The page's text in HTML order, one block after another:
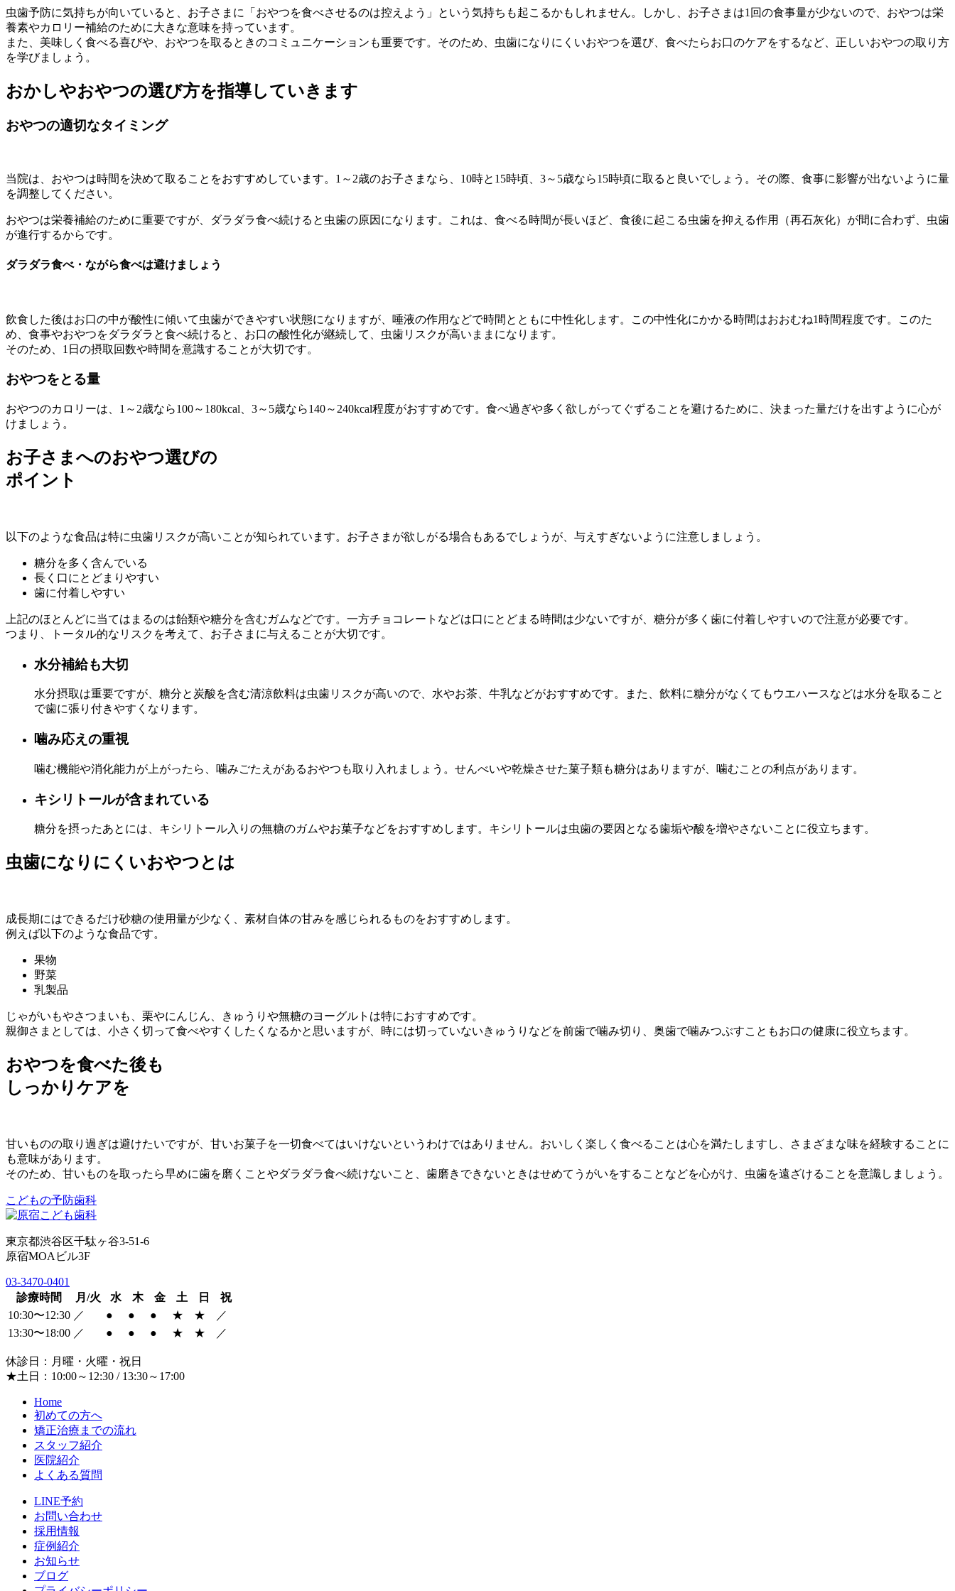
虫歯予防に気持ちが向いていると、お子さまに「おやつを食べさせるのは控えよう」という気持ちも起こるかもしれません。しかし、お子さまは1回の食事量が少ないので、おやつは栄
養素やカロリー補給のために大きな意味を持っています。
また、美味しく食べる喜びや、おやつを取るときのコミュニケーションも重要です。そのため、虫歯になりにくいおやつを選び、食べたらお口のケアをするなど、正しいおやつの取り方
を学びましょう。
おかしやおやつの選び方を指導していきます
おやつの適切なタイミング
当院は、おやつは時間を決めて取ることをおすすめしています。1～2歳のお子さまなら、10時と15時頃、3～5歳なら15時頃に取ると良いでしょう。その際、食事に影響が出ないように量
を調整してください。
おやつは栄養補給のために重要ですが、ダラダラ食べ続けると虫歯の原因になります。これは、食べる時間が長いほど、食後に起こる虫歯を抑える作用（再石灰化）が間に合わず、虫歯
が進行するからです。
ダラダラ食べ・ながら食べは避けましょう
飲食した後はお口の中が酸性に傾いて虫歯ができやすい状態になりますが、唾液の作用などで時間とともに中性化します。この中性化にかかる時間はおおむね1時間程度です。このた
め、食事やおやつをダラダラと食べ続けると、お口の酸性化が継続して、虫歯リスクが高いままになります。
そのため、1日の摂取回数や時間を意識することが大切です。
おやつをとる量
おやつのカロリーは、1～2歳なら100～180kcal、3～5歳なら140～240kcal程度がおすすめです。食べ過ぎや多く欲しがってぐずることを避けるために、決まった量だけを出すように心が
けましょう。
お子さまへのおやつ選びの
ポイント
以下のような食品は特に虫歯リスクが高いことが知られています。お子さまが欲しがる場合もあるでしょうが、与えすぎないように注意しましょう。
糖分を多く含んでいる
長く口にとどまりやすい
歯に付着しやすい
上記のほとんどに当てはまるのは飴類や糖分を含むガムなどです。一方チョコレートなどは口にとどまる時間は少ないですが、糖分が多く歯に付着しやすいので注意が必要です。
つまり、トータル的なリスクを考えて、お子さまに与えることが大切です。
水分補給も大切
水分摂取は重要ですが、糖分と炭酸を含む清涼飲料は虫歯リスクが高いので、水やお茶、牛乳などがおすすめです。また、飲料に糖分がなくてもウエハースなどは水分を取ること
で歯に張り付きやすくなります。
噛み応えの重視
噛む機能や消化能力が上がったら、噛みごたえがあるおやつも取り入れましょう。せんべいや乾燥させた菓子類も糖分はありますが、噛むことの利点があります。
キシリトールが含まれている
糖分を摂ったあとには、キシリトール入りの無糖のガムやお菓子などをおすすめします。キシリトールは虫歯の要因となる歯垢や酸を増やさないことに役立ちます。
虫歯になりにくいおやつとは
成長期にはできるだけ砂糖の使用量が少なく、素材自体の甘みを感じられるものをおすすめします。
例えば以下のような食品です。
果物
野菜
乳製品
じゃがいもやさつまいも、栗やにんじん、きゅうりや無糖のヨーグルトは特におすすめです。
親御さまとしては、小さく切って食べやすくしたくなるかと思いますが、時には切っていないきゅうりなどを前歯で噛み切り、奥歯で噛みつぶすこともお口の健康に役立ちます。
おやつを食べた後も
しっかりケアを
甘いものの取り過ぎは避けたいですが、甘いお菓子を一切食べてはいけないというわけではありません。おいしく楽しく食べることは心を満たしますし、さまざまな味を経験することに
も意味があります。
そのため、甘いものを取ったら早めに歯を磨くことやダラダラ食べ続けないこと、歯磨きできないときはせめてうがいをすることなどを心がけ、虫歯を遠ざけることを意識しましょう。
こどもの予防歯科
東京都渋谷区千駄ヶ谷3-51-6
原宿MOAビル3F
03-3470-0401
診療時間
月/火 水 木 金 土 日
祝
10:30〜12:30 ／ ● ● ● ★ ★
／
13:30〜18:00 ／ ● ● ● ★ ★ ／
休診日：月曜・火曜・祝日
★土日：10:00～12:30 / 13:30～17:00
Home
初めての方へ
矯正治療までの流れ
スタッフ紹介
医院紹介
よくある質問
LINE予約
お問い合わせ
採用情報
症例紹介
お知らせ
ブログ